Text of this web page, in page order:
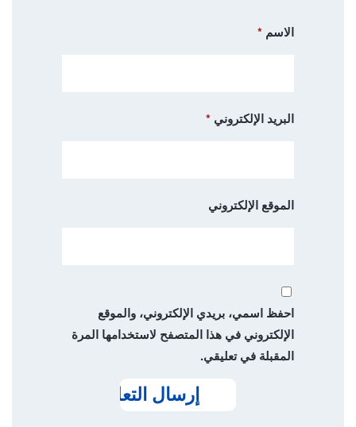
الاسم *
البريد الإلكتروني *
الموقع الإلكتروني
احفظ اسمي، بريدي الإلكتروني، والموقع
الإلكتروني في هذا المتصفح لاستخدامها المرة
المقبلة في تعليقي.